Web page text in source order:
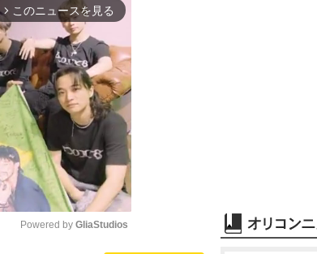
arrow_forward_ios このニュースを見る
Powered by GliaStudios